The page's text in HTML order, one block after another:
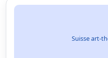
Suisse art-